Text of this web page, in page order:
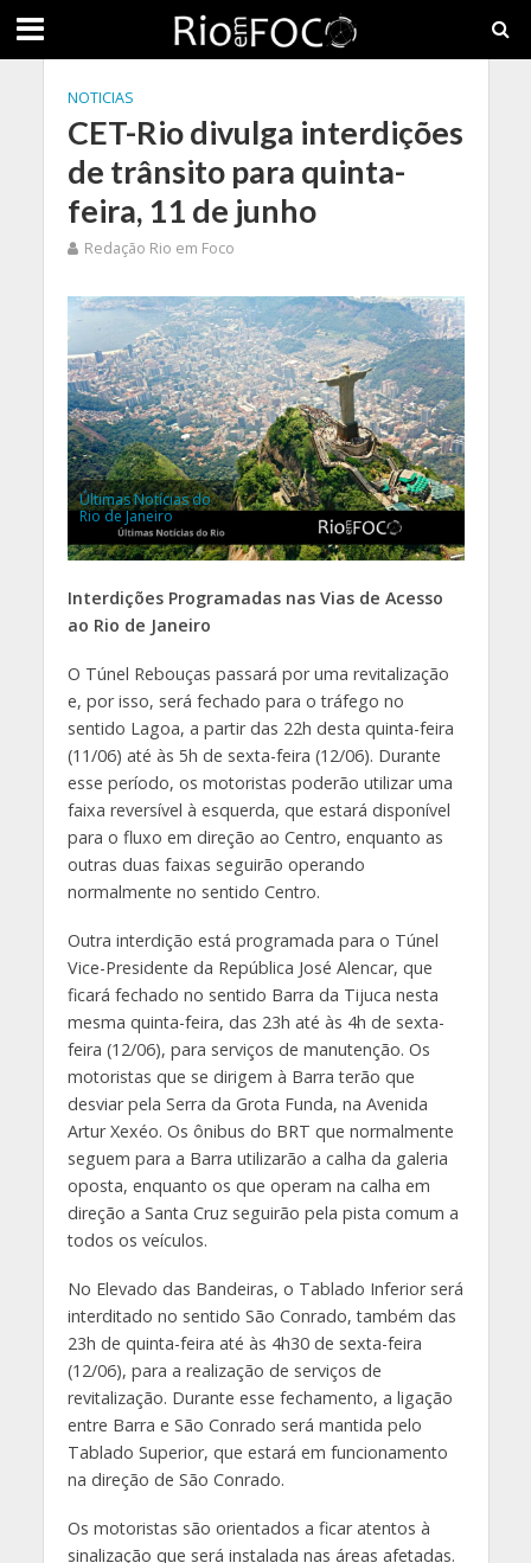
NOTICIAS
CET-Rio divulga interdições
de trânsito para quinta-
feira, 11 de junho
Redação Rio em Foco
Últimas Notícias do
Rio de Janeiro
Interdições Programadas nas Vias de Acesso
ao Rio de Janeiro
O Túnel Rebouças passará por uma revitalização
e, por isso, será fechado para o tráfego no
sentido Lagoa, a partir das 22h desta quinta-feira
(11/06) até às 5h de sexta-feira (12/06). Durante
esse período, os motoristas poderão utilizar uma
faixa reversível à esquerda, que estará disponível
para o fluxo em direção ao Centro, enquanto as
outras duas faixas seguirão operando
normalmente no sentido Centro.
Outra interdição está programada para o Túnel
Vice-Presidente da República José Alencar, que
ficará fechado no sentido Barra da Tijuca nesta
mesma quinta-feira, das 23h até às 4h de sexta-
feira (12/06), para serviços de manutenção. Os
motoristas que se dirigem à Barra terão que
desviar pela Serra da Grota Funda, na Avenida
Artur Xexéo. Os ônibus do BRT que normalmente
seguem para a Barra utilizarão a calha da galeria
oposta, enquanto os que operam na calha em
direção a Santa Cruz seguirão pela pista comum a
todos os veículos.
No Elevado das Bandeiras, o Tablado Inferior será
interditado no sentido São Conrado, também das
23h de quinta-feira até às 4h30 de sexta-feira
(12/06), para a realização de serviços de
revitalização. Durante esse fechamento, a ligação
entre Barra e São Conrado será mantida pelo
Tablado Superior, que estará em funcionamento
na direção de São Conrado.
Os motoristas são orientados a ficar atentos à
sinalização que será instalada nas áreas afetadas.